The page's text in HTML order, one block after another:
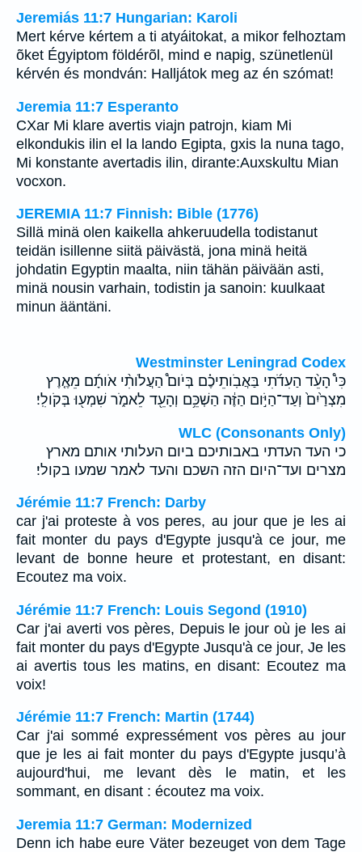
Jeremiás 11:7 Hungarian: Karoli
Mert kérve kértem a ti atyáitokat, a mikor felhoztam
õket Égyiptom földérõl, mind e napig, szünetlenül
kérvén és mondván: Halljátok meg az én szómat!
Jeremia 11:7 Esperanto
CXar Mi klare avertis viajn patrojn, kiam Mi
elkondukis ilin el la lando Egipta, gxis la nuna tago,
Mi konstante avertadis ilin, dirante:Auxskultu Mian
vocxon.
JEREMIA 11:7 Finnish: Bible (1776)
Sillä minä olen kaikella ahkeruudella todistanut
teidän isillenne siitä päivästä, jona minä heitä
johdatin Egyptin maalta, niin tähän päivään asti,
minä nousin varhain, todistin ja sanoin: kuulkaat
minun ääntäni.
Westminster Leningrad Codex
כִּי֩ הָעֵ֨ד הַעִדֹ֜תִי בַּאֲבֹֽותֵיכֶ֗ם בְּיֹום֩ הַעֲלֹותִ֨י אֹותָ֜ם מֵאֶ֤רֶץ
מִצְרַ֙יִם֙ וְעַד־הַיֹּ֣ום הַזֶּ֔ה הַשְׁכֵּ֥ם וְהָעֵ֖ד לֵאמֹ֑ר שִׁמְע֖וּ בְּקֹולִֽי׃
WLC (Consonants Only)
כי העד העדתי באבותיכם ביום העלותי אותם מארץ
מצרים ועד־היום הזה השכם והעד לאמר שמעו בקולי׃
Jérémie 11:7 French: Darby
car j'ai proteste à vos peres, au jour que je les ai
fait monter du pays d'Egypte jusqu'à ce jour, me
levant de bonne heure et protestant, en disant:
Ecoutez ma voix.
Jérémie 11:7 French: Louis Segond (1910)
Car j'ai averti vos pères, Depuis le jour où je les ai
fait monter du pays d'Egypte Jusqu'à ce jour, Je les
ai avertis tous les matins, en disant: Ecoutez ma
voix!
Jérémie 11:7 French: Martin (1744)
Car j'ai sommé expressément vos pères au jour
que je les ai fait monter du pays d'Egypte jusqu’à
aujourd'hui, me levant dès le matin, et les
sommant, en disant : écoutez ma voix.
Jeremia 11:7 German: Modernized
Denn ich habe eure Väter bezeuget von dem Tage